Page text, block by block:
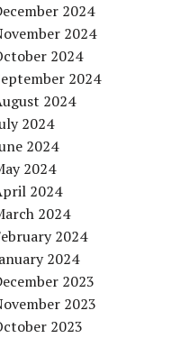
2024
2024
2024
2024
2024
2024
2024
2024
2024
2024
2024
2024
2023
2023
2023